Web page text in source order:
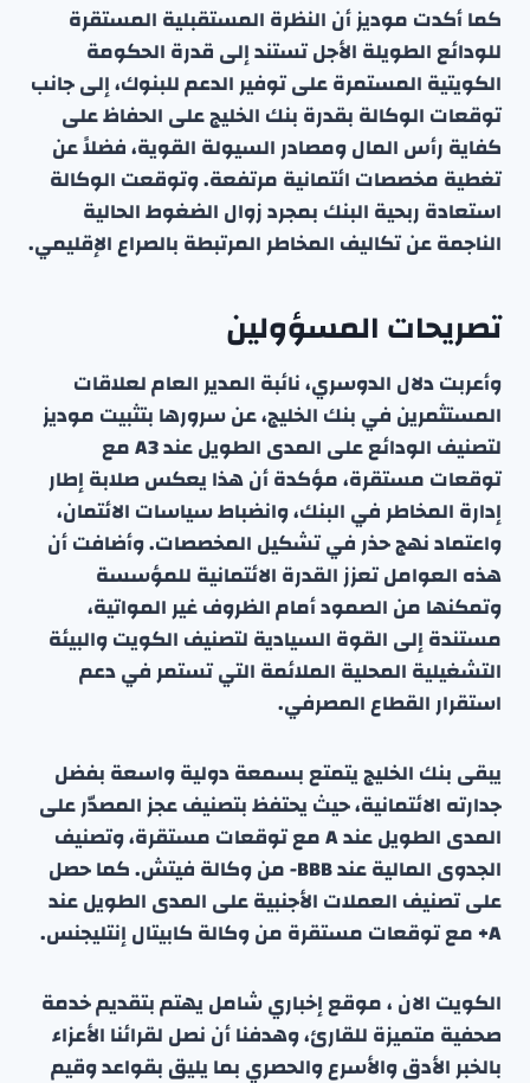
كما أكدت موديز أن النظرة المستقبلية المستقرة
للودائع الطويلة الأجل تستند إلى قدرة الحكومة
الكويتية المستمرة على توفير الدعم للبنوك، إلى جانب
توقعات الوكالة بقدرة بنك الخليج على الحفاظ على
كفاية رأس المال ومصادر السيولة القوية، فضلاً عن
تغطية مخصصات ائتمانية مرتفعة. وتوقعت الوكالة
استعادة ربحية البنك بمجرد زوال الضغوط الحالية
الناجمة عن تكاليف المخاطر المرتبطة بالصراع الإقليمي.
تصريحات المسؤولين
وأعربت دلال الدوسري، نائبة المدير العام لعلاقات
المستثمرين في بنك الخليج، عن سرورها بتثبيت موديز
لتصنيف الودائع على المدى الطويل عند A3 مع
توقعات مستقرة، مؤكدة أن هذا يعكس صلابة إطار
إدارة المخاطر في البنك، وانضباط سياسات الائتمان،
واعتماد نهج حذر في تشكيل المخصصات. وأضافت أن
هذه العوامل تعزز القدرة الائتمانية للمؤسسة
وتمكنها من الصمود أمام الظروف غير المواتية،
مستندة إلى القوة السيادية لتصنيف الكويت والبيئة
التشغيلية المحلية الملائمة التي تستمر في دعم
استقرار القطاع المصرفي.
يبقى بنك الخليج يتمتع بسمعة دولية واسعة بفضل
جدارته الائتمانية، حيث يحتفظ بتصنيف عجز المصدّر على
المدى الطويل عند A مع توقعات مستقرة، وتصنيف
الجدوى المالية عند BBB- من وكالة فيتش. كما حصل
على تصنيف العملات الأجنبية على المدى الطويل عند
A+ مع توقعات مستقرة من وكالة كابيتال إنتليجنس.
الكويت الان ، موقع إخباري شامل يهتم بتقديم خدمة
صحفية متميزة للقارئ، وهدفنا أن نصل لقرائنا الأعزاء
بالخبر الأدق والأسرع والحصري بما يليق بقواعد وقيم